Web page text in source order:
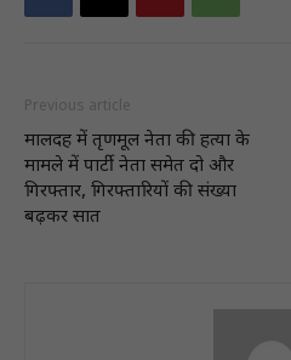
Previous article
मालदह में तृणमूल नेता की हत्या के
मामले में पार्टी नेता समेत दो और
गिरफ्तार, गिरफ्तारियों की संख्या
बढ़कर सात